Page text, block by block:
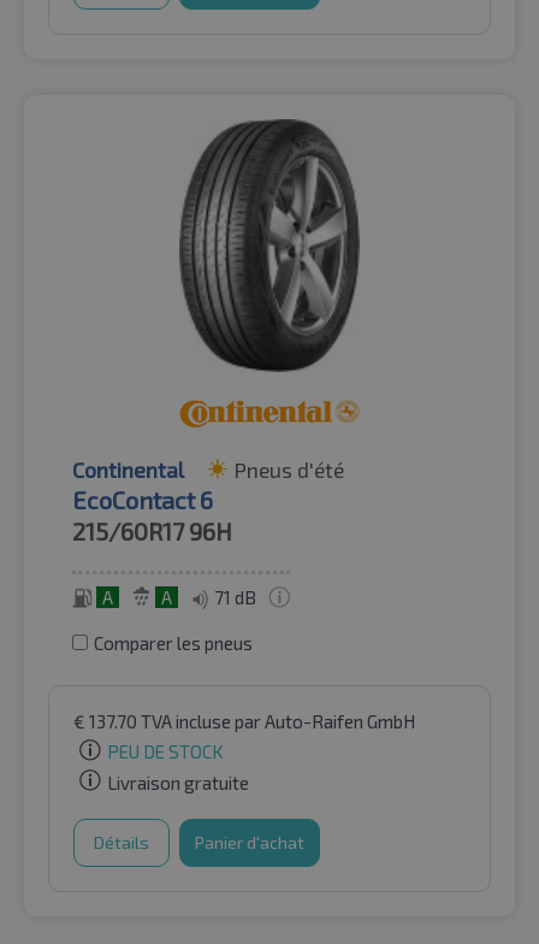
Continental Pneus d'été
EcoContact 6
215/60R17 96H
A A 71 dB
Comparer les pneus
€ 137.70 TVA incluse par Auto-Raifen GmbH
PEU DE STOCK
Livraison gratuite
Détails Panier d'achat